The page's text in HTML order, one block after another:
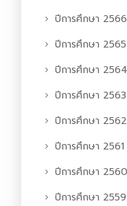
ปีการศึกษา 2566
ปีการศึกษา 2565
ปีการศึกษา 2564
ปีการศึกษา 2563
ปีการศึกษา 2562
ปีการศึกษา 2561
ปีการศึกษา 2560
ปีการศึกษา 2559